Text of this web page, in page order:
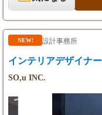
ー、建築設計事
NEW! 設計事務所
インテリアデザイナ
SO,u INC.